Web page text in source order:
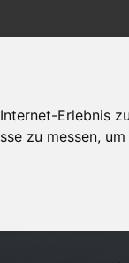
Erlebnis
zu messen,
dagegen